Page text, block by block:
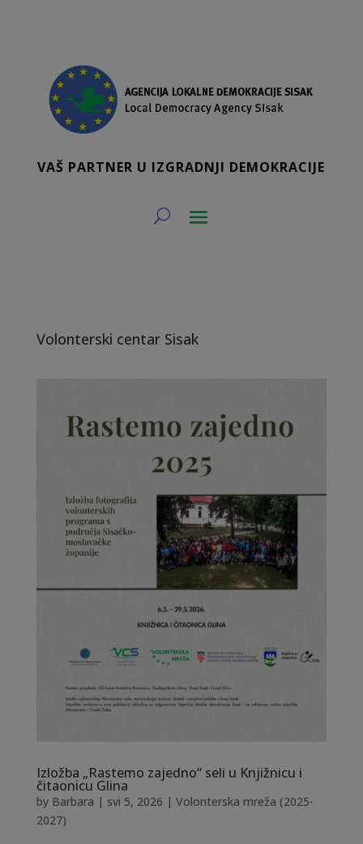
VAŠ PARTNER U IZGRADNJI DEMOKRACIJE
Volonterski centar Sisak
Izložba „Rastemo zajedno“ seli u Knjižnicu i
čitaonicu Glina
by Barbara | svi 5, 2026 | Volonterska mreža (2025-
2027)